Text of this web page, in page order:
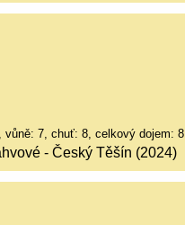
vůně: 7, chuť: 8, celkový dojem: 8
- Český Těšín (2024)